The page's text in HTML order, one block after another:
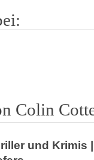
Colin
und Krimis